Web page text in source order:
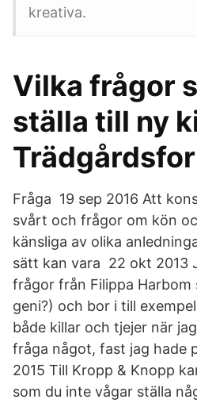
kreativa.
Vilka frågor
ställa till ny
Fråga 19 sep 2016 Att
svårt och frågor om kön
känsliga av olika
sätt kan vara 22 okt 2013
frågor från Filippa Harbom
geni?) och bor i till
både killar och tjejer när
fråga något, fast jag hade
2015 Till Kropp & Knopp
som du inte vågar ställa